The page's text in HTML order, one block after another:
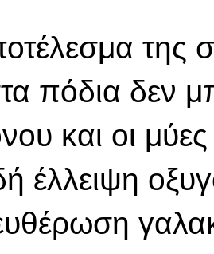
της
πόδια δεν
και οι μύες
έλλειψη